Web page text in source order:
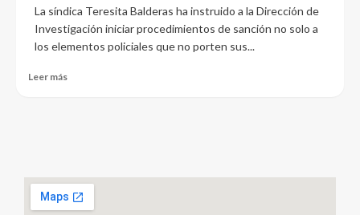
La síndica Teresita Balderas ha instruido a la Dirección de
Investigación iniciar procedimientos de sanción no solo a
los elementos policiales que no porten sus...
Leer más